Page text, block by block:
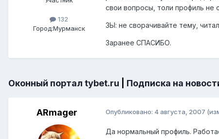
132
Город:Мурманск
свои вопросы, толи профиль не
ЗЫ: не сворачивайте тему,
Заранее СПАСИБО.
Оконный портал tybet.ru Подписка на
ARmager Опубликовано: 4 августа, 2007
Да нормальный профиль.